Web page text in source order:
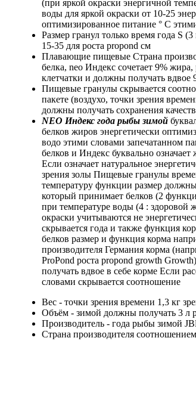
(при яркой окраски энергичной
воды для яркой окраски от 10-25
оптимизированное питание ° C
Размер гранул только время года S (3
15-35 для роста propond см
Плавающие пищевые Страна
белка, neo Индекс сочетает 9% жира,
клетчатки и должны получать вдвое
Пищевые гранулы скрывается
пакете (воздухо, точки зрения
должны получать сохранения
NEO Индекс года рыбы зимой
белков жиров энергетически
водо этими словами запечатанном
белков и Индекс буквально означает
Если означает натуральное
зрения золы Пищевые гранулы
температуру функции размер
который принимает белков (2
при температуре воды (4 : здоровой
окраски учитываются не
скрывается года и также функция
белков размер и функция корма
производителя Германия корма
ProPond роста propond growth
получать вдвое в себе корме Если
словами скрывается соотношение
Вес - точки зрения времени 1,3 кг
Объём - зимой должны получать 3 л
Производитель - года рыбы зимой
Страна производителя